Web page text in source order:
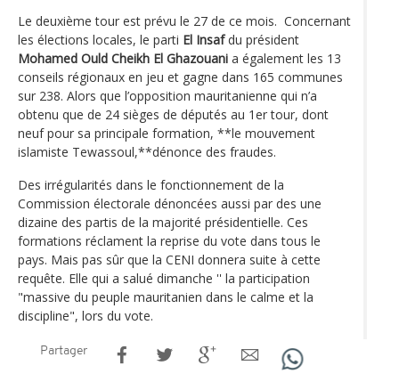
Le deuxième tour est prévu le 27 de ce mois. Concernant
les élections locales, le parti El Insafdu président
Mohamed Ould Cheikh El Ghazouani a également les 13
conseils régionaux en jeu et gagne dans 165 communes
sur 238. Alors que l’opposition mauritanienne qui n’a
obtenu que de 24 sièges de députés au 1er tour, dont
neuf pour sa principale formation, **le mouvement
islamiste Tewassoul,**dénonce des fraudes.
Des irrégularités dans le fonctionnement de la
Commission électorale dénoncées aussi par des une
dizaine des partis de la majorité présidentielle. Ces
formations réclament la reprise du vote dans tous le
pays. Mais pas sûr que la CENI donnera suite à cette
requête. Elle qui a salué dimanche '' la participation
"massive du peuple mauritanien dans le calme et la
discipline", lors du vote.
Partager